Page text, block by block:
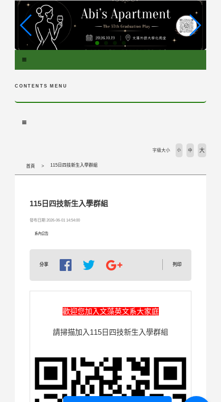
CONTENTS MENU
首頁 115日四技新生入學群組
字級大小 小 中 大
115日四技新生入學群組
發布日期 2026-06-01 14:54:00
系內公告
分享 列印
歡迎您加入文藻英文系大家庭
請掃描加入115日四技新生入學群組